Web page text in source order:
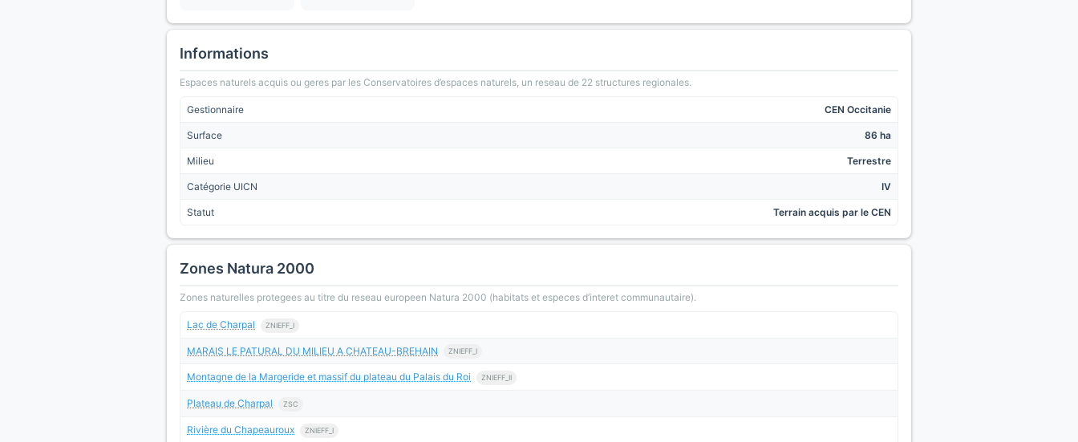
Informations
Espaces naturels acquis ou geres par les Conservatoires d’espaces naturels, un reseau de 22 structures regionales.
Gestionnaire CEN Occitanie
Surface 86 ha
Milieu Terrestre
Catégorie UICN IV
Statut Terrain acquis par le CEN
Zones Natura 2000
Zones naturelles protegees au titre du reseau europeen Natura 2000 (habitats et especes d’interet communautaire).
Lac de Charpal ZNIEFF_I
MARAIS LE PATURAL DU MILIEU A CHATEAU-BREHAIN ZNIEFF_I
Montagne de la Margeride et massif du plateau du Palais du Roi ZNIEFF_II
Plateau de Charpal ZSC
Rivière du Chapeauroux ZNIEFF_I